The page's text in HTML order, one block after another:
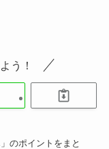
う！
のポイントをまと